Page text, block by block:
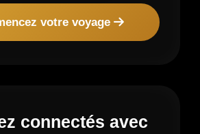
votre voyage
connectés avec